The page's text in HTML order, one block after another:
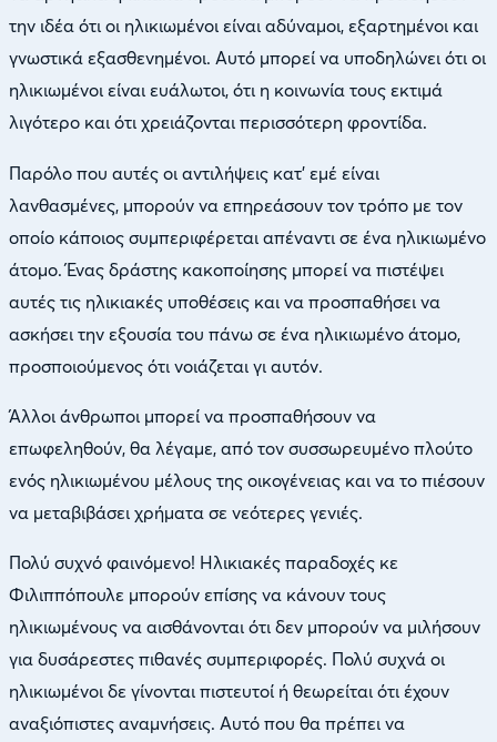
την ιδέα ότι οι ηλικιωμένοι είναι αδύναμοι, εξαρτημένοι και
γνωστικά εξασθενημένοι. Αυτό μπορεί να υποδηλώνει ότι οι
ηλικιωμένοι είναι ευάλωτοι, ότι η κοινωνία τους εκτιμά
λιγότερο και ότι χρειάζονται περισσότερη φροντίδα.
Παρόλο που αυτές οι αντιλήψεις κατ’ εμέ είναι
λανθασμένες, μπορούν να επηρεάσουν τον τρόπο με τον
οποίο κάποιος συμπεριφέρεται απέναντι σε ένα ηλικιωμένο
άτομο. Ένας δράστης κακοποίησης μπορεί να πιστέψει
αυτές τις ηλικιακές υποθέσεις και να προσπαθήσει να
ασκήσει την εξουσία του πάνω σε ένα ηλικιωμένο άτομο,
προσποιούμενος ότι νοιάζεται γι αυτόν.
Άλλοι άνθρωποι μπορεί να προσπαθήσουν να
επωφεληθούν, θα λέγαμε, από τον συσσωρευμένο πλούτο
ενός ηλικιωμένου μέλους της οικογένειας και να το πιέσουν
να μεταβιβάσει χρήματα σε νεότερες γενιές.
Πολύ συχνό φαινόμενο! Ηλικιακές παραδοχές κε
Φιλιππόπουλε μπορούν επίσης να κάνουν τους
ηλικιωμένους να αισθάνονται ότι δεν μπορούν να μιλήσουν
για δυσάρεστες πιθανές συμπεριφορές. Πολύ συχνά οι
ηλικιωμένοι δε γίνονται πιστευτοί ή θεωρείται ότι έχουν
αναξιόπιστες αναμνήσεις. Αυτό που θα πρέπει να